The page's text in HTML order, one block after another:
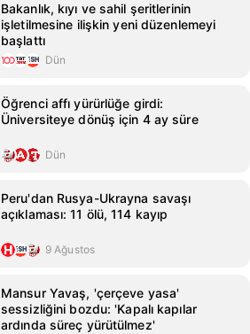
Bakanlık, kıyı ve sahil şeritlerinin
işletilmesine ilişkin yeni düzenlemeyi
başlattı
Dün
Öğrenci affı yürürlüğe girdi:
Üniversiteye dönüş için 4 ay süre
Dün
Peru'dan Rusya-Ukrayna savaşı
açıklaması: 11 ölü, 114 kayıp
9 Ağustos
Mansur Yavaş, 'çerçeve yasa'
sessizliğini bozdu: 'Kapalı kapılar
ardında süreç yürütülmez'